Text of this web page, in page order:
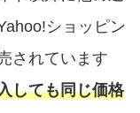
ショッピン
されています
しても同じ価格